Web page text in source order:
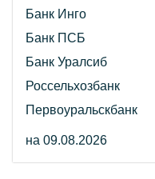
Банк Инго
Банк ПСБ
Банк Уралсиб
Россельхозбанк
Первоуральскбанк
на 09.08.2026